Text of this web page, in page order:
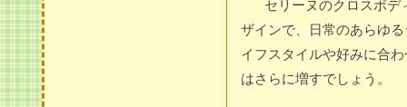
セリーヌのクロスボデ
ザインで、日常のあらゆ
イフスタイルや好みに合
はさらに増すでしょう。